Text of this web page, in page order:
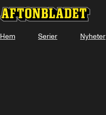
Hem Serier Nyheter